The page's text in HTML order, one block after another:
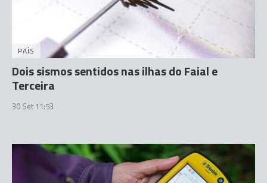
PAÍS
Dois sismos sentidos nas ilhas do Faial e
Terceira
30 Set 11:53